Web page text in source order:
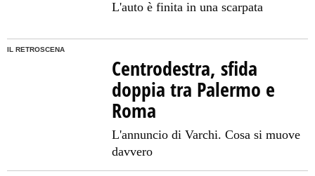
L'auto è finita in una scarpata
IL RETROSCENA
Centrodestra, sfida
doppia tra Palermo e
Roma
L'annuncio di Varchi. Cosa si muove
davvero